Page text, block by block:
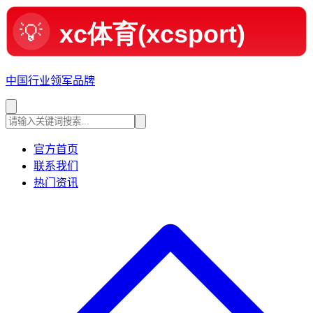
中国行业领军品牌
官方首页
联系我们
热门资讯